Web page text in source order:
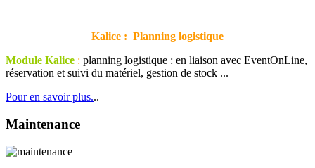
Kalice : Planning logistique
Module Kalice : planning logistique : en liaison avec EventOnLine,
réservation et suivi du matériel, gestion de stock ...
Pour en savoir plus...
Maintenance